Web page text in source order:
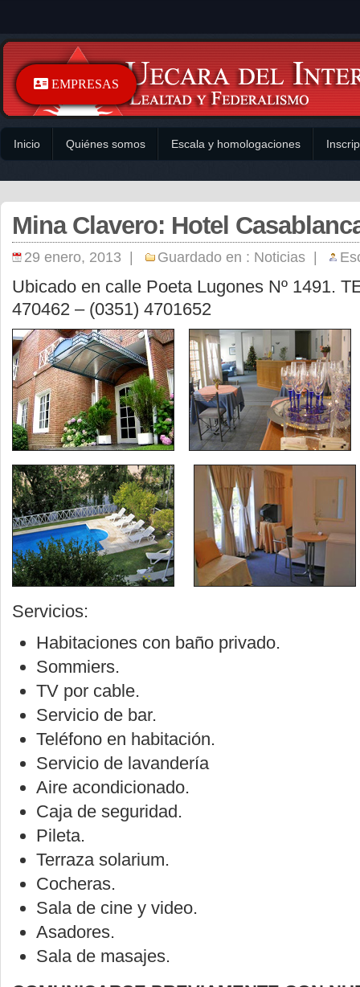
Inicio Quiénes somos Escala y homologaciones
Mina Clavero: Hotel
29 enero, 2013 | Guardado en : Noticias
Ubicado en calle Poeta Lugones Nº 1491.
470462 – (0351) 4701652
Servicios:
Habitaciones con baño privado.
Sommiers.
TV por cable.
Servicio de bar.
Teléfono en habitación.
Servicio de lavandería
Aire acondicionado.
Caja de seguridad.
Pileta.
Terraza solarium.
Cocheras.
Sala de cine y video.
Asadores.
Sala de masajes.
EMPRESAS